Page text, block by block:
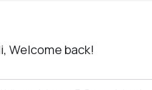
Welcome back!